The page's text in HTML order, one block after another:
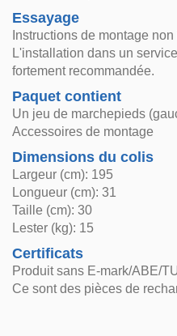
Essayage
Instructions de montage
L'installation dans un
fortement recommandée.
Paquet contient
Un jeu de marchepieds
Accessoires de montage
Dimensions du colis
Largeur (cm): 195
Longueur (cm): 31
Taille (cm): 30
Lester (kg): 15
Certificats
Produit sans E-mark/ABE/
Ce sont des pièces de